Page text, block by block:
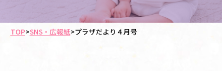
TOP>SNS・広報紙>プラザだより４月号